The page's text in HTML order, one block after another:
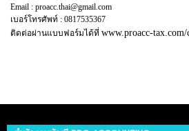
Email : proacc.thai@gmail.com
เบอร์โทรศัพท์ : 0817535367
ติดต่อผ่านแบบฟอร์มได้ที่ www.proacc-tax.com/